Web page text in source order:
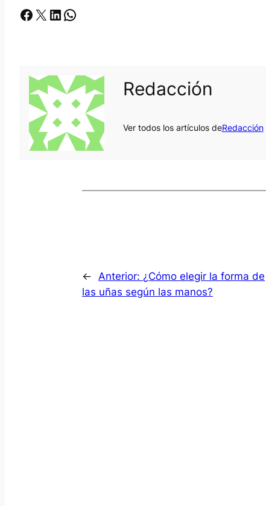
Facebook X LinkedIn Whatsapp
Redacción
Ver todos los artículos deRedacción
← Anterior: ¿Cómo elegir la forma de
las uñas según las manos?